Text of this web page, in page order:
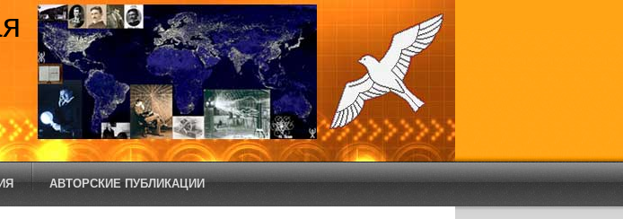
АВТОРСКИЕ ПУБЛИКАЦИИ